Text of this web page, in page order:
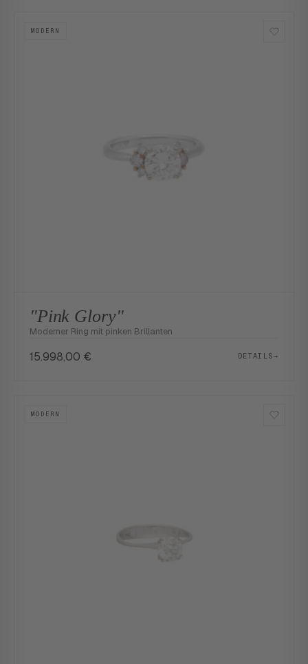
MODERN
"Pink Glory"
Moderner Ring mit pinken Brillanten
15.998,00 € DETAILS→
MODERN